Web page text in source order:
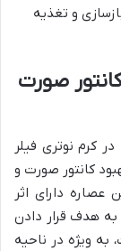
و تغذیه
صورت
کرم نوتری فیلر
کانتور صورت و
عصاره دارای اثر
به هدف قرار دادن
ویژه در ناحیه